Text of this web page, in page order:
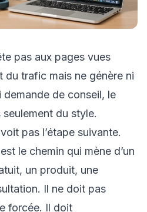
pas aux pages vues
du trafic mais ne génère ni
de conseil, le
du style.
pas l’étape suivante.
le chemin qui mène d’un
un produit, une
Il ne doit pas
forcée. Il doit